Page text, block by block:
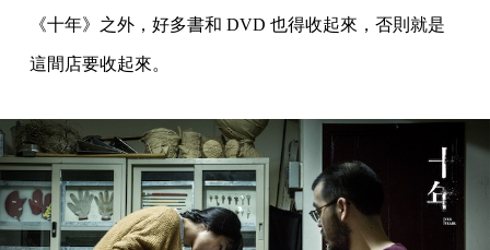
《十年》之外，好多書和 DVD 也得收起來，否則就是
這間店要收起來。